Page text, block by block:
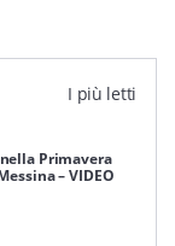
I più letti
Primavera
– VIDEO